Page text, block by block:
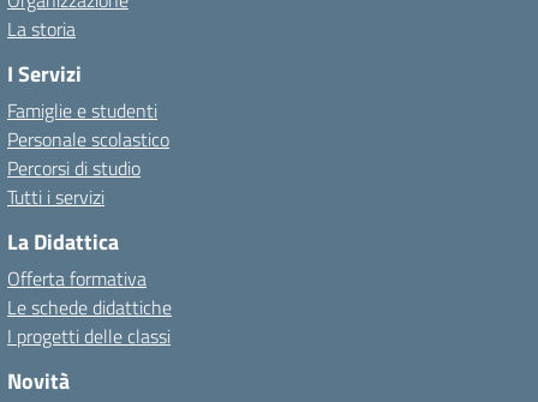
La storia
I Servizi
Famiglie e studenti
Personale scolastico
Percorsi di studio
Tutti i servizi
La Didattica
Offerta formativa
Le schede didattiche
I progetti delle classi
Novità